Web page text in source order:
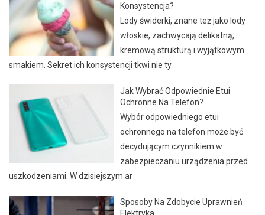
Konsystencja?
Lody świderki, znane też jako lody
włoskie, zachwycają delikatną,
kremową strukturą i wyjątkowym
smakiem. Sekret ich konsystencji tkwi nie ty
Jak Wybrać Odpowiednie Etui
Ochronne Na Telefon?
Wybór odpowiedniego etui
ochronnego na telefon może być
decydującym czynnikiem w
zabezpieczaniu urządzenia przed
uszkodzeniami. W dzisiejszym ar
Sposoby Na Zdobycie Uprawnień
Elektryka